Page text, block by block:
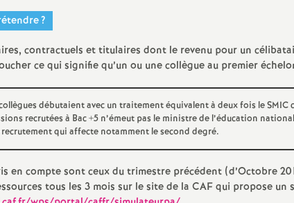
n
a
l
d
e
?
contractuels et titulaires dont le revenu pour un
ce qui signifie qu’un ou une collègue au premier
débutaient avec un traitement équivalent à deux fois leSMIC
recrutées à Bac +5 n’émeut pas le ministre de l’éducation
recrutement qui affecte notamment le second degré.
en compte sont ceux du trimestre précédent (d’Octobre
tous les 3 mois sur le site de la CAFqui propose un